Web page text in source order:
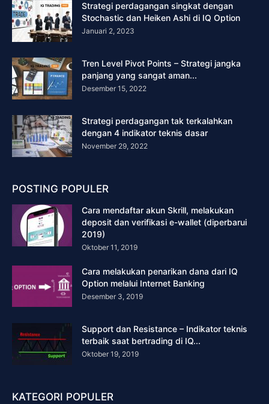
Strategi perdagangan singkat dengan
Stochastic dan Heiken Ashi di IQ Option
Januari 2, 2023
Tren Level Pivot Points – Strategi jangka
panjang yang sangat aman...
Desember 15, 2022
Strategi perdagangan tak terkalahkan
dengan 4 indikator teknis dasar
November 29, 2022
POSTING POPULER
Cara mendaftar akun Skrill, melakukan
deposit dan verifikasi e-wallet (diperbarui
2019)
Oktober 11, 2019
Cara melakukan penarikan dana dari IQ
Option melalui Internet Banking
Desember 3, 2019
Support dan Resistance – Indikator teknis
terbaik saat bertrading di IQ...
Oktober 19, 2019
KATEGORI POPULER